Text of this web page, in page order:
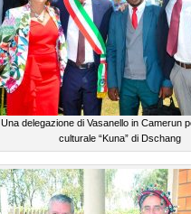
Una delegazione di Vasanello in Camerun
culturale “Kuna” di Dschang